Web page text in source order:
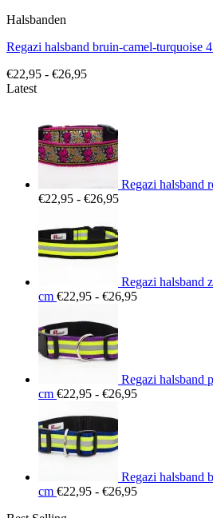
Halsbanden
Regazi halsband bruin-camel-turquoise
€22,95 - €26,95Prijsklasse:
Latest
Regazi halsband
€22,95 - €26,95Prijsklasse:
Regazi halsband
cm €22,95 - €26,95Prijsklasse:
Regazi halsband
cm €22,95 - €26,95Prijsklasse:
Regazi halsband
cm €22,95 - €26,95Prijsklasse: